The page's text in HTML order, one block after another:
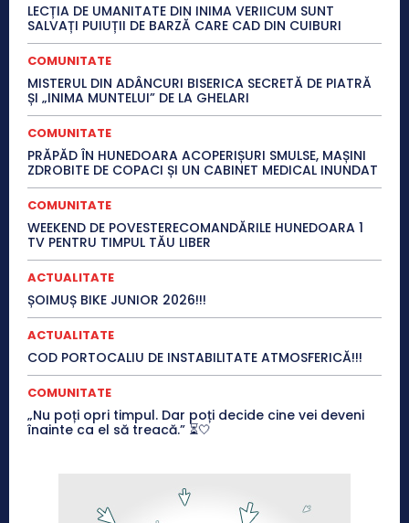
LECȚIA DE UMANITATE DIN INIMA VERIICUM SUNT
SALVAȚI PUIUȚII DE BARZĂ CARE CAD DIN CUIBURI
COMUNITATE
MISTERUL DIN ADÂNCURI BISERICA SECRETĂ DE PIATRĂ
ȘI „INIMA MUNTELUI” DE LA GHELARI
COMUNITATE
PRĂPĂD ÎN HUNEDOARA ACOPERIȘURI SMULSE, MAȘINI
ZDROBITE DE COPACI ȘI UN CABINET MEDICAL INUNDAT
COMUNITATE
WEEKEND DE POVESTERECOMANDĂRILE HUNEDOARA 1
TV PENTRU TIMPUL TĂU LIBER
ACTUALITATE
ȘOIMUȘ BIKE JUNIOR 2026!!!
ACTUALITATE
COD PORTOCALIU DE INSTABILITATE ATMOSFERICĂ!!!
COMUNITATE
„Nu poți opri timpul. Dar poți decide cine vei deveni
înainte ca el să treacă.” ⏳🤍